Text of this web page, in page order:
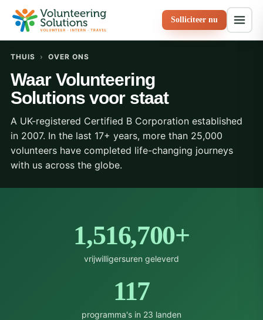
Solliciteer nu
THUIS › OVER ONS
Waar Volunteering
Solutions voor staat
A UK-registered Certified B Corporation established
in 2007. In the last 17+ years, more than 25,000
volunteers have completed life-changing journeys
with us across the globe.
1,516,700+
vrijwilligersuren geleverd
117
programma's in 23 landen